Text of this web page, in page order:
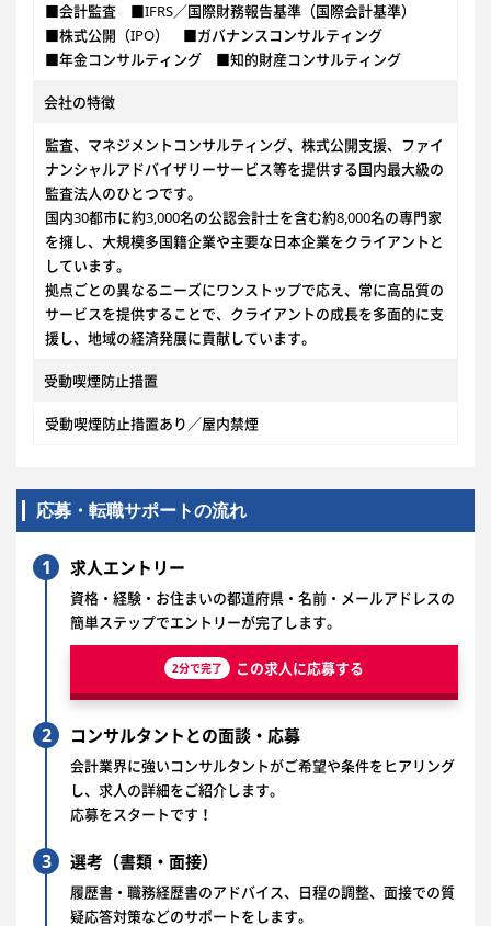
■会計監査 ■IFRS／国際財務報告基準（国際会計基準）
■株式公開（IPO） ■ガバナンスコンサルティング
■年金コンサルティング ■知的財産コンサルティング
会社の特徴
監査、マネジメントコンサルティング、株式公開支援、ファイ
ナンシャルアドバイザリーサービス等を提供する国内最大級の
監査法人のひとつです。
国内30都市に約3,000名の公認会計士を含む約8,000名の専門家
を擁し、大規模多国籍企業や主要な日本企業をクライアントと
しています。
拠点ごとの異なるニーズにワンストップで応え、常に高品質の
サービスを提供することで、クライアントの成長を多面的に支
援し、地域の経済発展に貢献しています。
受動喫煙防止措置
受動喫煙防止措置あり／屋内禁煙
応募・転職サポートの流れ
1 求人エントリー
資格・経験・お住まいの都道府県・名前・メールアドレスの
簡単ステップでエントリーが完了します。
2分で完了 この求人に応募する
2 コンサルタントとの面談・応募
会計業界に強いコンサルタントがご希望や条件をヒアリング
し、求人の詳細をご紹介します。
応募をスタートです！
3 選考（書類・面接）
履歴書・職務経歴書のアドバイス、日程の調整、面接での質
疑応答対策などのサポートをします。